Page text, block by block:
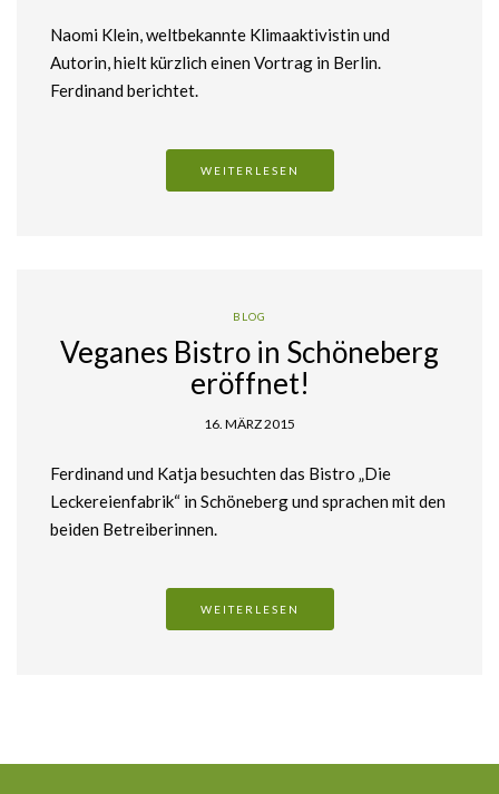
Naomi Klein, weltbekannte Klimaaktivistin und
Autorin, hielt kürzlich einen Vortrag in Berlin.
Ferdinand berichtet.
WEITERLESEN
BLOG
Veganes Bistro in Schöneberg
eröffnet!
16. MÄRZ 2015
Ferdinand und Katja besuchten das Bistro „Die
Leckereienfabrik“ in Schöneberg und sprachen mit den
beiden Betreiberinnen.
WEITERLESEN